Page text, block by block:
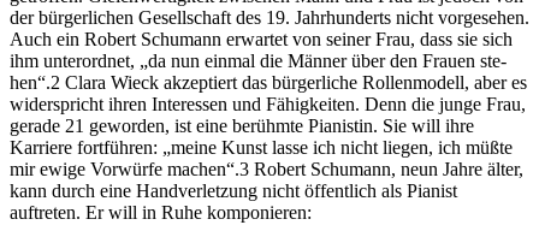
der bürgerlichen Gesellschaft des 19. Jahrhunderts nicht vorgesehen.
Auch ein Robert Schumann erwartet von seiner Frau, dass sie sich
ihm unterordnet, „da nun einmal die Männer über den Frauen ste­
hen“.2 Clara Wieck akzeptiert das bürgerliche Rollenmodell, aber es
widerspricht ihren Interessen und Fähigkeiten. Denn die junge Frau,
gerade 21 geworden, ist eine berühmte Pianistin. Sie will ihre
Karriere fortführen: „meine Kunst lasse ich nicht liegen, ich müßte
mir ewige Vorwürfe machen“.3 Robert Schumann, neun Jahre älter,
kann durch eine Handverletzung nicht öffentlich als Pianist
auftreten. Er will in Ruhe komponieren: